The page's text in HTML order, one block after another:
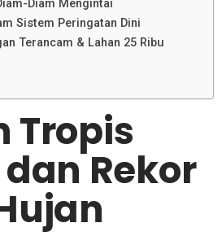
Diam Mengintai
Sistem Peringatan Dini
Terancam & Lahan 25 Ribu
Tropis
Rekor